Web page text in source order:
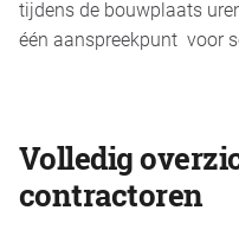
tijdens de bouwplaats
één aanspreekpunt voor
Volledig
contractoren